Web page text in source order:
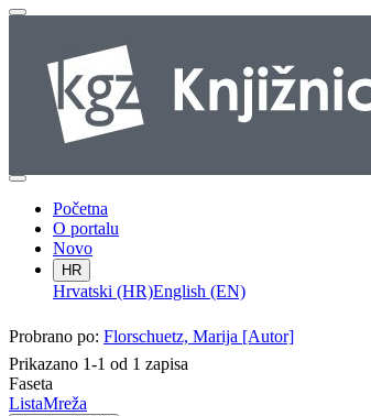
Početna
O portalu
Novo
HR
Hrvatski (HR)English (EN)
Probrano po: Florschuetz, Marija [Autor]
Prikazano 1-1 od 1 zapisa
Faseta
ListaMreža